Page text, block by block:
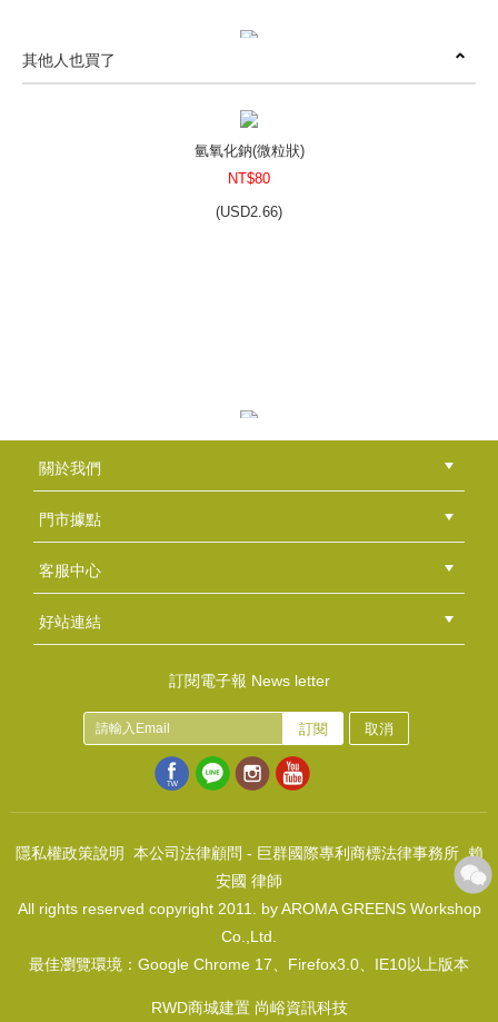
USD1.66)
皂彩紙~美麗粉紅花海
皂彩紙~幸福之鴿
NT$50
其他人也買了
氫氧化鈉(微粒狀)
NT$80
(USD2.66)
NT$350
(USD11.62)
關於我們
公司簡介
品牌故事
最新消息
隱私權聲明
版權聲明
門市據點
總部
北區
中區
南區
東區
海外
客服中心
會員等級
購物流程
訂單查詢
常見問題
海外訂購流程
連絡我們
下載專區
紅利點數
好站連結
訂閱電子報 News letter
訂閱 取消
隱私權政策說明 本公司法律顧問 - 巨群國際專利商標法律事務所 賴
安國 律師
All rights reserved copyright 2011. by AROMA GREENS Workshop
Co.,Ltd.
最佳瀏覽環境：Google Chrome 17、Firefox3.0、IE10以上版本
RWD商城建置 尚峪資訊科技